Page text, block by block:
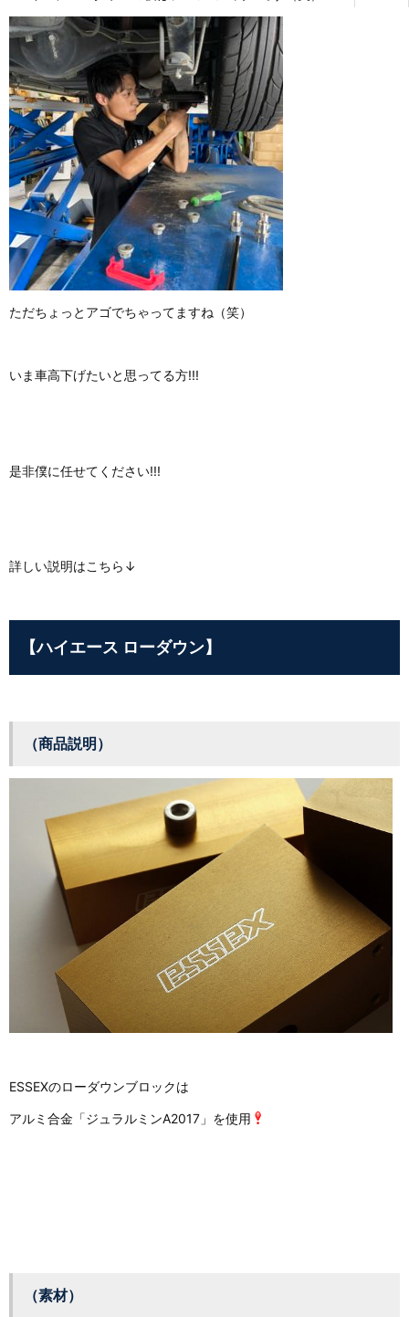
ただちょっとアゴでちゃってますね（笑）
いま車高下げたいと思ってる方!!!
是非僕に任せてください!!!
詳しい説明はこちら↓
【ハイエース ローダウン】
（商品説明）
ESSEXのローダウンブロックは
アルミ合金「ジュラルミンA2017」を使用
（素材）